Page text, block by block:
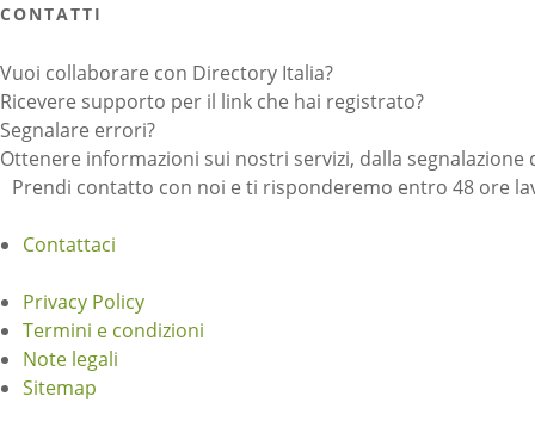
CONTATTI
Vuoi collaborare con Directory Italia?
Ricevere supporto per il link che hai registrato?
Segnalare errori?
Ottenere informazioni sui nostri servizi, dalla
Prendi contatto con noi e ti risponderemo entro 48 ore
Contattaci
Privacy Policy
Termini e condizioni
Note legali
Sitemap